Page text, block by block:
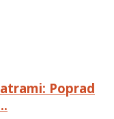
Poprad